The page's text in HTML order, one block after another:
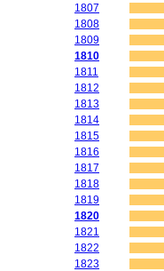
1807
1808
1809
1810
1811
1812
1813
1814
1815
1816
1817
1818
1819
1820
1821
1822
1823